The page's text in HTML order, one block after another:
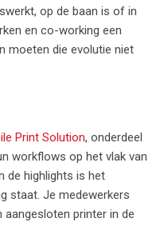
op de baan is of in
en co-working een
moeten die evolutie niet
Print Solution, onderdeel
workflows op het vlak van
de highlights is het
staat. Je medewerkers
printer in de